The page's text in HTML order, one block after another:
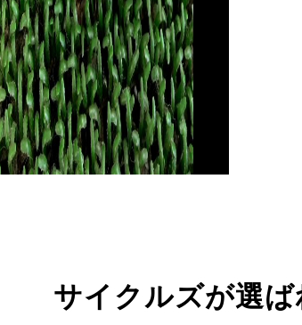
サイクルズが選